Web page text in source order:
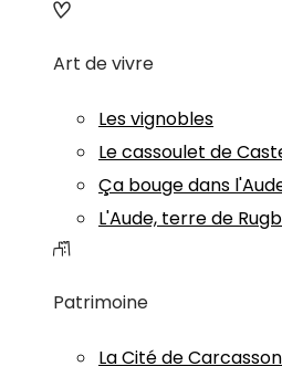
Art de vivre
Les vignobles
Le cassoulet de
Ça bouge dans
L'Aude, terre de
Patrimoine
La Cité de